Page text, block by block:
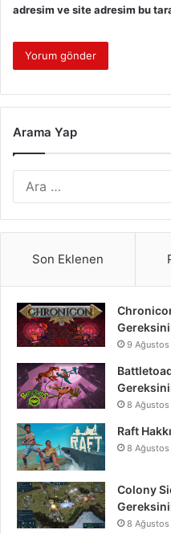
adresim ve site adresim bu
Arama Yap
Son Eklenen
9
8
Raft
8
Colony
8